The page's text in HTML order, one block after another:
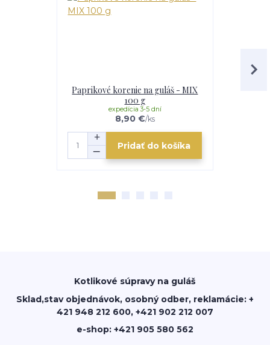
Paprikové korenie na guláš - MIX
100 g
8,90 €/ks
expedícia 3-5 dní
Pridať do košíka
Kotlikové súpravy na guláš
Sklad,stav objednávok, osobný odber, reklamácie: +
421 948 212 600, +421 902 212 007
e-shop: +421 905 580 562